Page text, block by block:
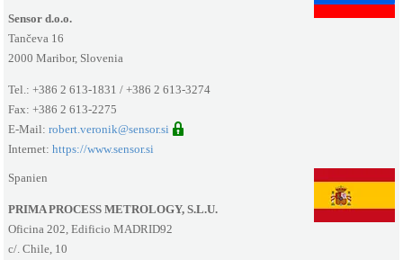
Sensor d.o.o.
Tančeva 16
2000 Maribor, Slovenia
Tel.: +386 2 613-1831 / +386 2 613-3274
Fax: +386 2 613-2275
E-Mail:robert.veronik@sensor.si
Internet:https://www.sensor.si
Spanien
PRIMA PROCESS METROLOGY, S.L.U.
Oficina 202, Edificio MADRID92
c/. Chile, 10